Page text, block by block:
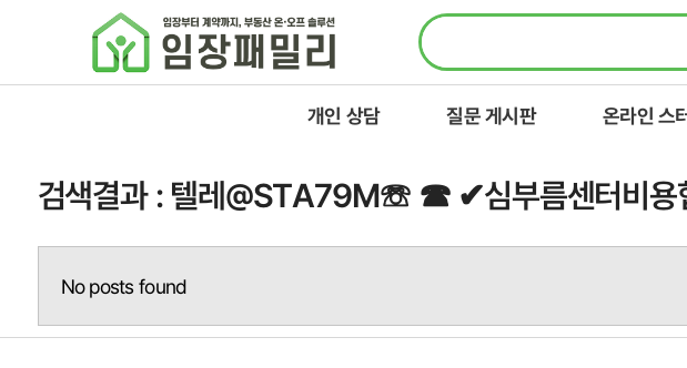
개인 상담 질문 게시판 온라인 스
검색결과 : 텔레@STA79M☏ ☎ ✔심부름센터비용
No posts found